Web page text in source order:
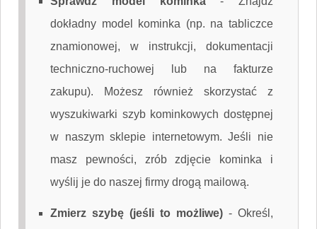
dokładny model kominka (np. na tabliczce
znamionowej, w instrukcji, dokumentacji
techniczno-ruchowej lub na fakturze
zakupu). Możesz również skorzystać z
wyszukiwarki szyb kominkowych dostępnej
w naszym sklepie internetowym. Jeśli nie
masz pewności, zrób zdjęcie kominka i
wyślij je do naszej firmy drogą mailową.
Zmierz szybę (jeśli to możliwe) - Określ,